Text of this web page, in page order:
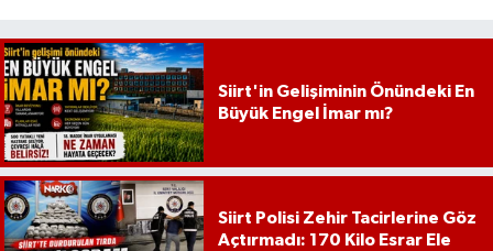
Siirt'in Gelişiminin Önündeki En
Büyük Engel İmar mı?
Siirt Polisi Zehir Tacirlerine Göz
Açtırmadı: 170 Kilo Esrar Ele